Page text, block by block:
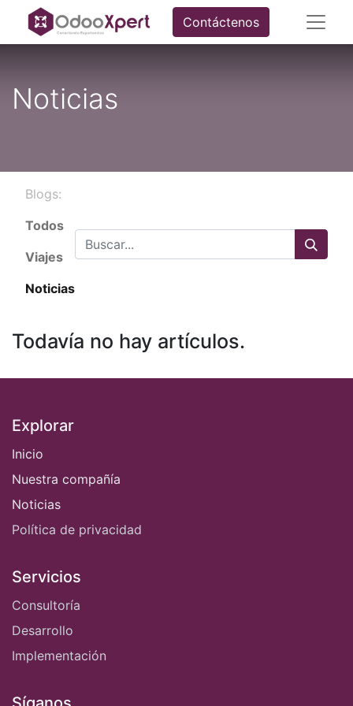
Contáctenos
Noticias
Blogs:
Todos
Viajes
Noticias
Todavía no hay artículos.
Explorar
Inicio
Nuestra compañía
Noticias
Política de privacidad
Servicios
Consultoría
Desarrollo
Implementación